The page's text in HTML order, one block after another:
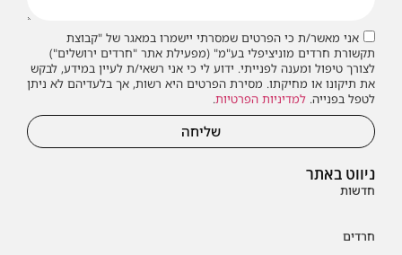
ניווט באתר
חדשות
חרדים
אני מאשר/ת כי הפרטים שמסרתי יישמרו במאגר של "קבוצת
תקשורת חרדים מוניציפלי בע"מ" (מפעילת אתר "חרדים ירושלים")
לצורך טיפול ומענה לפנייתי. ידוע לי כי אני רשאי/ת לעיין במידע, לבקש
את תיקונו או מחיקתו. מסירת הפרטים היא רשות, אך בלעדיהם לא ניתן
לטפל בפנייה. למדיניות הפרטיות.
שליחה